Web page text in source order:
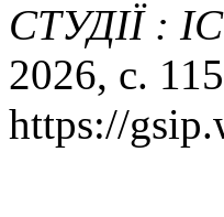
СТУДІЇ :
2026, с.
https://